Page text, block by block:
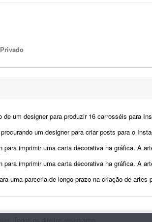
Privado
para produzir 16 carrosséis para Instagram (aproximadamente 5 slides cada), para
um designer para criar posts para o Instagram da D'Orsay Studio, uma empresa especializada em
carta decorativa na gráfica. A arte deve ser editável em PDF, conforme exigido
carta decorativa na gráfica. A arte deve ser editável em PDF, conforme exigido
longo prazo na criação de artes para redes sociais. A demanda inicial